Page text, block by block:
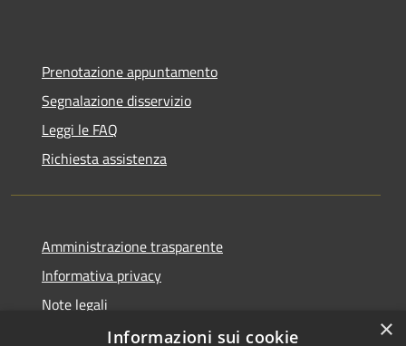
Prenotazione appuntamento
Segnalazione disservizio
Leggi le FAQ
Richiesta assistenza
Amministrazione trasparente
Informativa privacy
Note legali
Dichiarazione di accessibilità
×
Informazioni sui cookie